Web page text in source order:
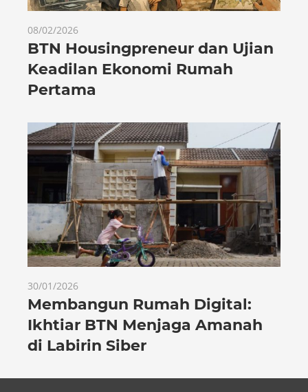
08/02/2026
BTN Housingpreneur dan Ujian
Keadilan Ekonomi Rumah
Pertama
30/01/2026
Membangun Rumah Digital:
Ikhtiar BTN Menjaga Amanah
di Labirin Siber